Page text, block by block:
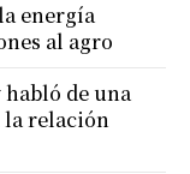
energía
al agro
de una
la relación